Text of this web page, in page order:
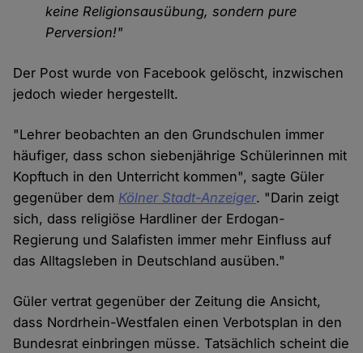
keine Religionsausübung, sondern pure
Perversion!"
Der Post wurde von Facebook gelöscht, inzwischen
jedoch wieder hergestellt.
"Lehrer beobachten an den Grundschulen immer
häufiger, dass schon siebenjährige Schülerinnen mit
Kopftuch in den Unterricht kommen", sagte Güler
gegenüber dem Kölner Stadt-Anzeiger. "Darin zeigt
sich, dass religiöse Hardliner der Erdogan-
Regierung und Salafisten immer mehr Einfluss auf
das Alltagsleben in Deutschland ausüben."
Güler vertrat gegenüber der Zeitung die Ansicht,
dass Nordrhein-Westfalen einen Verbotsplan in den
Bundesrat einbringen müsse. Tatsächlich scheint die